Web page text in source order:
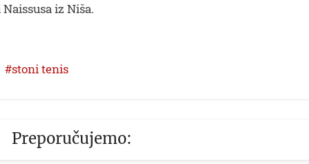
iz Niša.
stoni tenis
Preporučujemo: